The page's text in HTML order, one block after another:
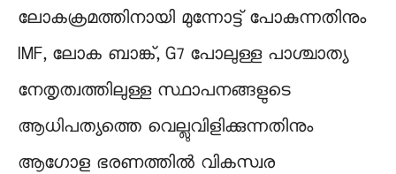
ലോകക്രമത്തിനായി മുന്നോട്ട് പോകുന്നതിനും
IMF, ലോക ബാങ്ക്, G7 പോലുള്ള പാശ്ചാത്യ
നേതൃത്വത്തിലുള്ള സ്ഥാപനങ്ങളുടെ
ആധിപത്യത്തെ വെല്ലുവിളിക്കുന്നതിനും
ആഗോള ഭരണത്തിൽ വികസ്വര